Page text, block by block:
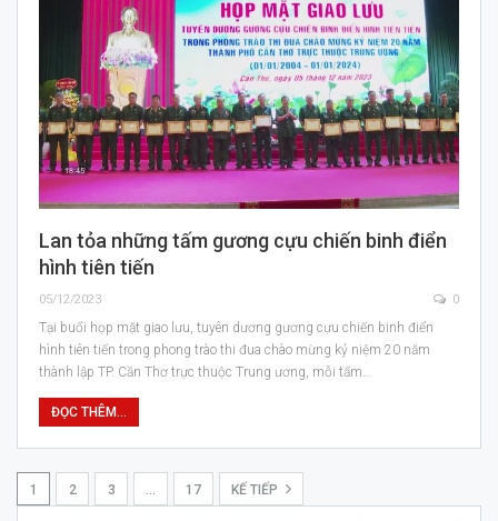
Lan tỏa những tấm gương cựu chiến binh điển
hình tiên tiến
05/12/2023 0
Tại buổi họp mặt giao lưu, tuyên dương gương cựu chiến binh điển
hình tiên tiến trong phong trào thi đua chào mừng kỷ niệm 20 năm
thành lập TP. Cần Thơ trực thuộc Trung ương, mỗi tấm…
ĐỌC THÊM...
1 2 3 … 17 KẾ TIẾP